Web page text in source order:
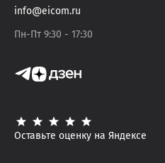
info@eicom.ru
Пн-Пт 9:30 - 17:30
Оставьте оценку на Яндексе